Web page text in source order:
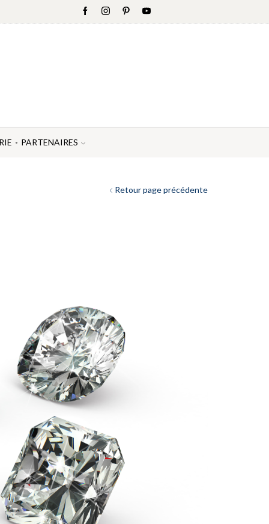
PARTENAIRES
Retour page précédente